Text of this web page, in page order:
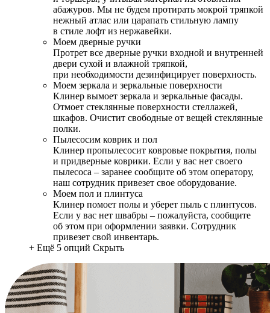
абажуров. Мы не будем протирать мокрой тряпкой
нежный атлас или царапать стильную лампу
в стиле лофт из нержавейки.
Моем дверные ручки
Протрет все дверные ручки входной и внутренней
двери сухой и влажной тряпкой,
при необходимости дезинфицирует поверхность.
Моем зеркала и зеркальные поверхности
Клинер вымоет зеркала и зеркальные фасады.
Отмоет стеклянные поверхности стеллажей,
шкафов. Очистит свободные от вещей стеклянные
полки.
Пылесосим коврик и пол
Клинер пропылесосит ковровые покрытия, полы
и придверные коврики. Если у вас нет своего
пылесоса – заранее сообщите об этом оператору,
наш сотрудник привезет свое оборудование.
Моем пол и плинтуса
Клинер помоет полы и уберет пыль с плинтусов.
Если у вас нет швабры – пожалуйста, сообщите
об этом при оформлении заявки. Сотрудник
привезет свой инвентарь.
+ Ещё 5 опций Скрыть